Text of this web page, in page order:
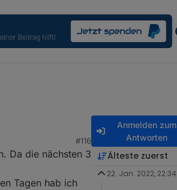
#116
Da die nächsten 3
Tagen hab ich
Anmelden zum
Antworten
Älteste zuerst
22. Jan. 2022, 22:34